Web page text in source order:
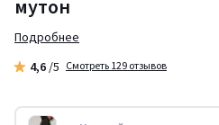
мутон
Подробнее
4,6 /5 Смотреть 129 отзывов